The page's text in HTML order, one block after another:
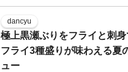
dancyu
極上黒瀬ぶりをフライと刺
フライ3種盛りが味わえる夏
ュー